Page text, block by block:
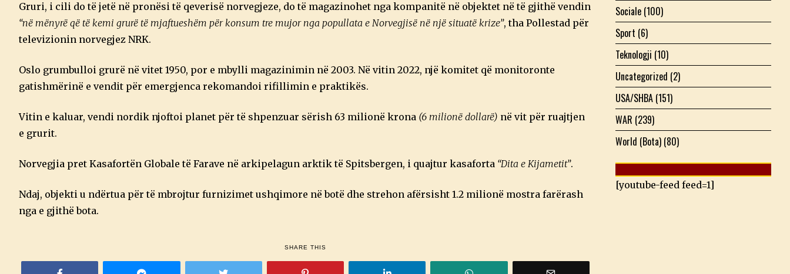
Gruri, i cili do të jetë në pronësi të qeverisë norvegjeze, do të magazinohet nga kompanitë në objektet në të gjithë vendin
“në mënyrë që të kemi grurë të mjaftueshëm për konsum tre mujor nga popullata e Norvegjisë në një situatë krize”, tha Pollestad për
televizionin norvegjez NRK.
Oslo grumbulloi grurë në vitet 1950, por e mbylli magazinimin në 2003. Në vitin 2022, një komitet që monitoronte
gatishmërinë e vendit për emergjenca rekomandoi rifillimin e praktikës.
Vitin e kaluar, vendi nordik njoftoi planet për të shpenzuar sërish 63 milionë krona (6 milionë dollarë) në vit për ruajtjen
e grurit.
Norvegjia pret Kasafortën Globale të Farave në arkipelagun arktik të Spitsbergen, i quajtur kasaforta “Dita e Kijametit”.
Ndaj, objekti u ndërtua për të mbrojtur furnizimet ushqimore në botë dhe strehon afërsisht 1.2 milionë mostra farërash
nga e gjithë bota.
SHARE THIS
Sociale (100)
Sport (6)
Teknologji (10)
Uncategorized (2)
USA/SHBA (151)
WAR (239)
World (Bota) (80)
[youtube-feed feed=1]